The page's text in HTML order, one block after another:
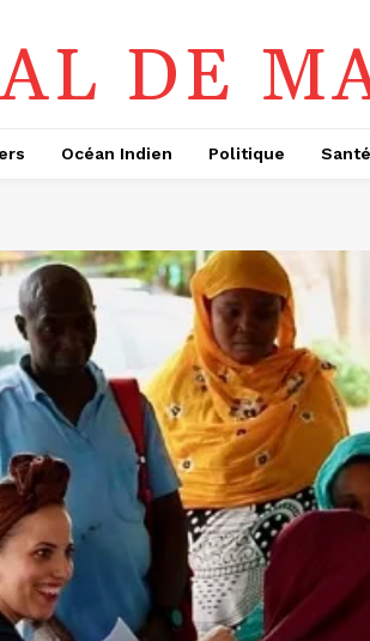
DE
Océan Indien Politique Santé